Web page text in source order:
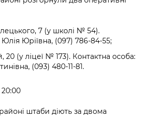
організації
адміністрація
та Захисниць
рівень»
воєнного стану7 (у школі № 54).
Юріївна, (097) 786-84-55;
20 (у ліцеї № 173). Контактна особа:
(093) 480-11-81.
штаби діють за двома